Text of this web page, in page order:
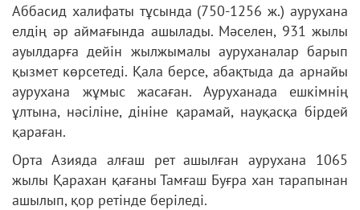
Аббасид халифаты тұсында (750-1256 ж.) аурухана
елдің әр аймағында ашылады. Мәселен, 931 жылы
ауылдарға дейін жылжымалы ауруханалар барып
қызмет көрсетеді. Қала берсе, абақтыда да арнайы
аурухана жұмыс жасаған. Ауруханада ешкімнің
ұлтына, нәсіліне, дініне қарамай, науқасқа бірдей
қараған.
Орта Азияда алғаш рет ашылған аурухана 1065
жылы Қарахан қағаны Тамғаш Буғра хан тарапынан
ашылып, қор ретінде беріледі.